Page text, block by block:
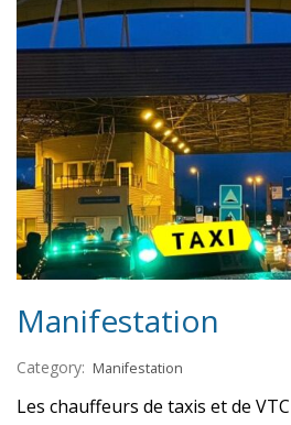
Manifestation
Category: Manifestation
Les chauffeurs de taxis et de